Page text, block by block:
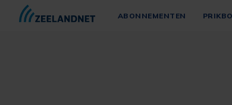
ABONNEMENTEN